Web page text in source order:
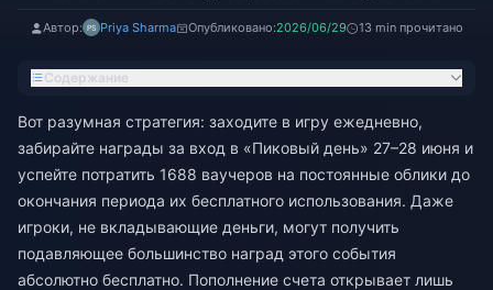
Автор: Priya Sharma Опубликовано:2026/06/29 13 min прочитано
Содержание
Вот разумная стратегия: заходите в игру ежедневно,
забирайте награды за вход в «Пиковый день» 27–28 июня и
успейте потратить 1688 ваучеров на постоянные облики до
окончания периода их бесплатного использования. Даже
игроки, не вкладывающие деньги, могут получить
подавляющее большинство наград этого события
абсолютно бесплатно. Пополнение счета открывает лишь